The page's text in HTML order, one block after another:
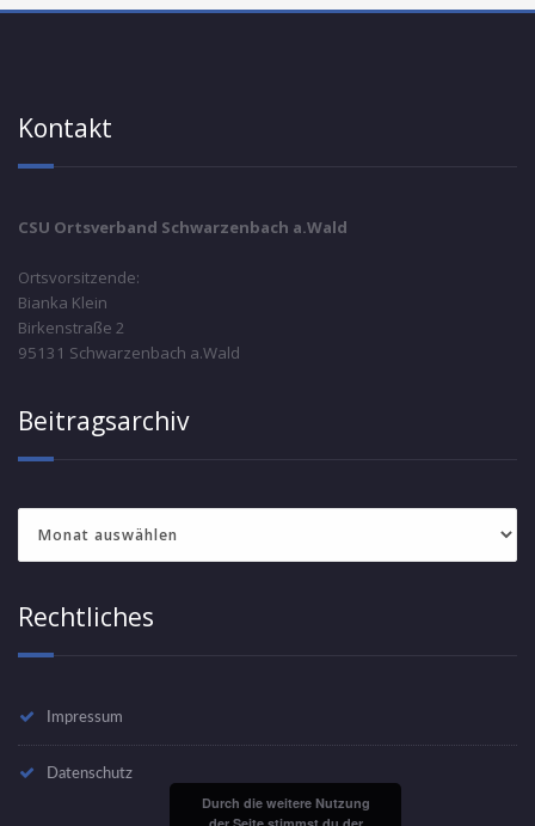
Kontakt
CSU Ortsverband Schwarzenbach a.Wald
Ortsvorsitzende:
Bianka Klein
Birkenstraße 2
95131 Schwarzenbach a.Wald
Beitragsarchiv
Rechtliches
Impressum
Datenschutz
Durch die weitere Nutzung